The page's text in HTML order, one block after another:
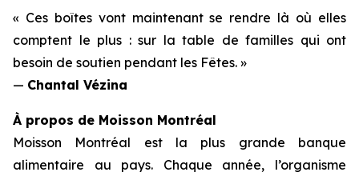
« Ces boîtes vont maintenant se rendre là où elles
comptent le plus : sur la table de familles qui ont
besoin de soutien pendant les Fêtes. »
— Chantal Vézina
À propos de Moisson Montréal
Moisson Montréal est la plus grande banque
alimentaire au pays. Chaque année, l’organisme